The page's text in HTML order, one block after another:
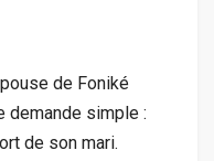
de Foniké
demande simple :
de son mari.